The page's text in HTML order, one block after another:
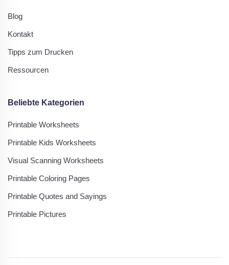
Blog
Kontakt
Tipps zum Drucken
Ressourcen
Beliebte Kategorien
Printable Worksheets
Printable Kids Worksheets
Visual Scanning Worksheets
Printable Coloring Pages
Printable Quotes and Sayings
Printable Pictures